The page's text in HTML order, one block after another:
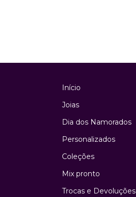
Início
Joias
Dia dos Namorados
Personalizados
Coleções
Mix pronto
Trocas e Devoluções